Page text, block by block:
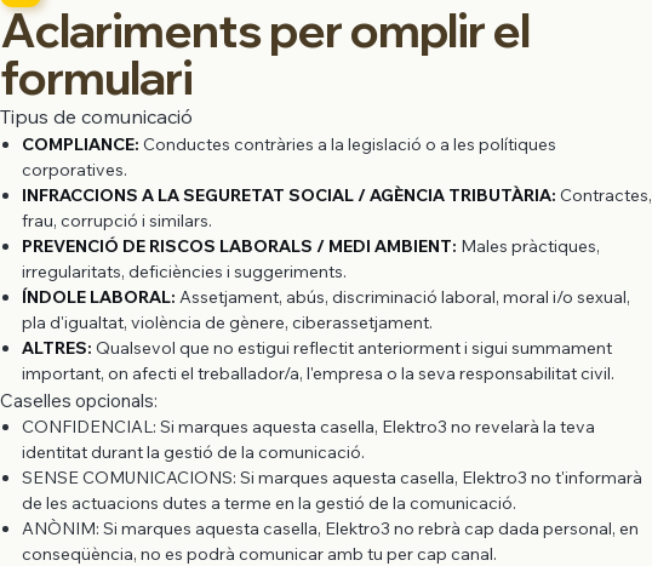
Aclariments per omplir el
formulari
Tipus de comunicació
COMPLIANCE: Conductes contràries a la legislació o a les polítiques
corporatives.
INFRACCIONS A LA SEGURETAT SOCIAL / AGÈNCIA TRIBUTÀRIA: Contractes,
frau, corrupció i similars.
PREVENCIÓ DE RISCOS LABORALS / MEDI AMBIENT: Males pràctiques,
irregularitats, deficiències i suggeriments.
ÍNDOLE LABORAL: Assetjament, abús, discriminació laboral, moral i/o sexual,
pla d'igualtat, violència de gènere, ciberassetjament.
ALTRES: Qualsevol que no estigui reflectit anteriorment i sigui summament
important, on afecti el treballador/a, l'empresa o la seva responsabilitat civil.
Caselles opcionals:
CONFIDENCIAL: Si marques aquesta casella, Elektro3 no revelarà la teva
identitat durant la gestió de la comunicació.
SENSE COMUNICACIONS: Si marques aquesta casella, Elektro3 no t'informarà
de les actuacions dutes a terme en la gestió de la comunicació.
ANÒNIM: Si marques aquesta casella, Elektro3 no rebrà cap dada personal, en
conseqüència, no es podrà comunicar amb tu per cap canal.